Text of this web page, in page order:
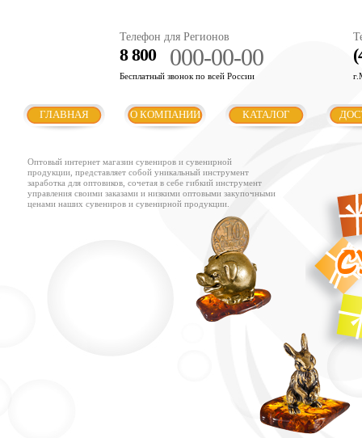
Телефон для Регионов
8 800 000-00-00
Бесплатный звонок по всей России
ГЛАВНАЯ О КОМПАНИИ КАТАЛОГ
Оптовый интернет магазин сувениров и сувенирной
продукции, представляет собой уникальный инструмент
заработка для оптовиков, сочетая в себе гибкий инструмент
управления своими заказами и низкими оптовыми закупочными
ценами наших сувениров и сувенирной продукции.